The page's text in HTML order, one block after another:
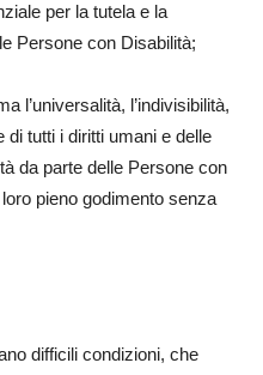
per la tutela e la
Persone con Disabilità;
l’universalità, l’indivisibilità,
di tutti i diritti umani e delle
da parte delle Persone con
pieno godimento senza
difficili condizioni, che